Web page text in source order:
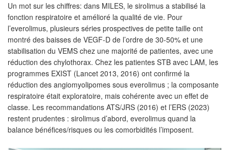
Un mot sur les chiffres: dans MILES, le sirolimus a stabilisé la
fonction respiratoire et amélioré la qualité de vie. Pour
l’everolimus, plusieurs séries prospectives de petite taille ont
montré des baisses de VEGF-D de l’ordre de 30-50% et une
stabilisation du VEMS chez une majorité de patientes, avec une
réduction des chylothorax. Chez les patientes STB avec LAM, les
programmes EXIST (Lancet 2013, 2016) ont confirmé la
réduction des angiomyolipomes sous everolimus ; la composante
respiratoire était exploratoire, mais cohérente avec un effet de
classe. Les recommandations ATS/JRS (2016) et l’ERS (2023)
restent prudentes : sirolimus d’abord, everolimus quand la
balance bénéfices/risques ou les comorbidités l’imposent.